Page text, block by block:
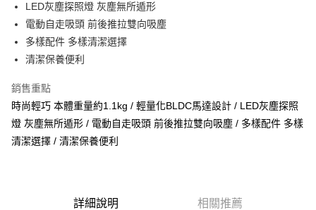
運送方式
貨到付現給宅配司機 (大家電需貨到付款服務 請電洽0977103621)
LED灰塵探照燈 灰塵無所遁形
電動自走吸頭 前後推拉雙向吸塵
多樣配件 多樣清潔選擇
清潔保養便利
銷售重點
時尚輕巧 本體重量約1.1kg / 輕量化BLDC馬達設計 / LED灰塵探照
燈 灰塵無所遁形 / 電動自走吸頭 前後推拉雙向吸塵 / 多樣配件 多樣
清潔選擇 / 清潔保養便利
詳細說明 相關推薦